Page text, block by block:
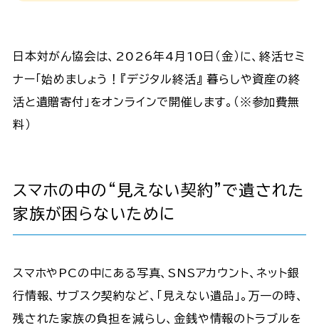
日本対がん協会は、2026年4月10日（金）に、終活セミ
ナー「始めましょう！『デジタル終活』 暮らしや資産の終
活と遺贈寄付」をオンラインで開催します。（※参加費無
料）
スマホの中の“見えない契約”で遺された
家族が困らないために
スマホやPCの中にある写真、SNSアカウント、ネット銀
行情報、サブスク契約など、「見えない遺品」。万一の時、
残された家族の負担を減らし、金銭や情報のトラブルを